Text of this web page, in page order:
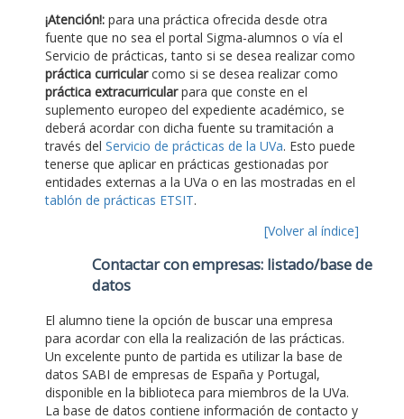
¡Atención!: para una práctica ofrecida desde otra
fuente que no sea el portal Sigma-alumnos o vía el
Servicio de prácticas, tanto si se desea realizar como
práctica curricularcomo si se desea realizar como
práctica extracurricularpara que conste en el
suplemento europeo del expediente académico, se
deberá acordar con dicha fuente su tramitación a
través del Servicio de prácticas de la UVa. Esto puede
tenerse que aplicar en prácticas gestionadas por
entidades externas a la UVa o en las mostradas en el
tablón de prácticas ETSIT.
[Volver al índice]
Contactar con empresas: listado/base de
datos
El alumno tiene la opción de buscar una empresa
para acordar con ella la realización de las prácticas.
Un excelente punto de partida es utilizar la base de
datos SABI de empresas de España y Portugal,
disponible en la biblioteca para miembros de la UVa.
La base de datos contiene información de contacto y